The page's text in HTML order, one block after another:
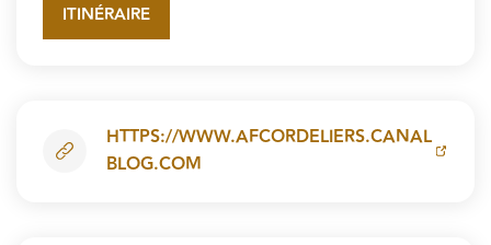
ITINÉRAIRE
HTTPS://WWW.AFCORDELIERS.CANAL
BLOG.COM